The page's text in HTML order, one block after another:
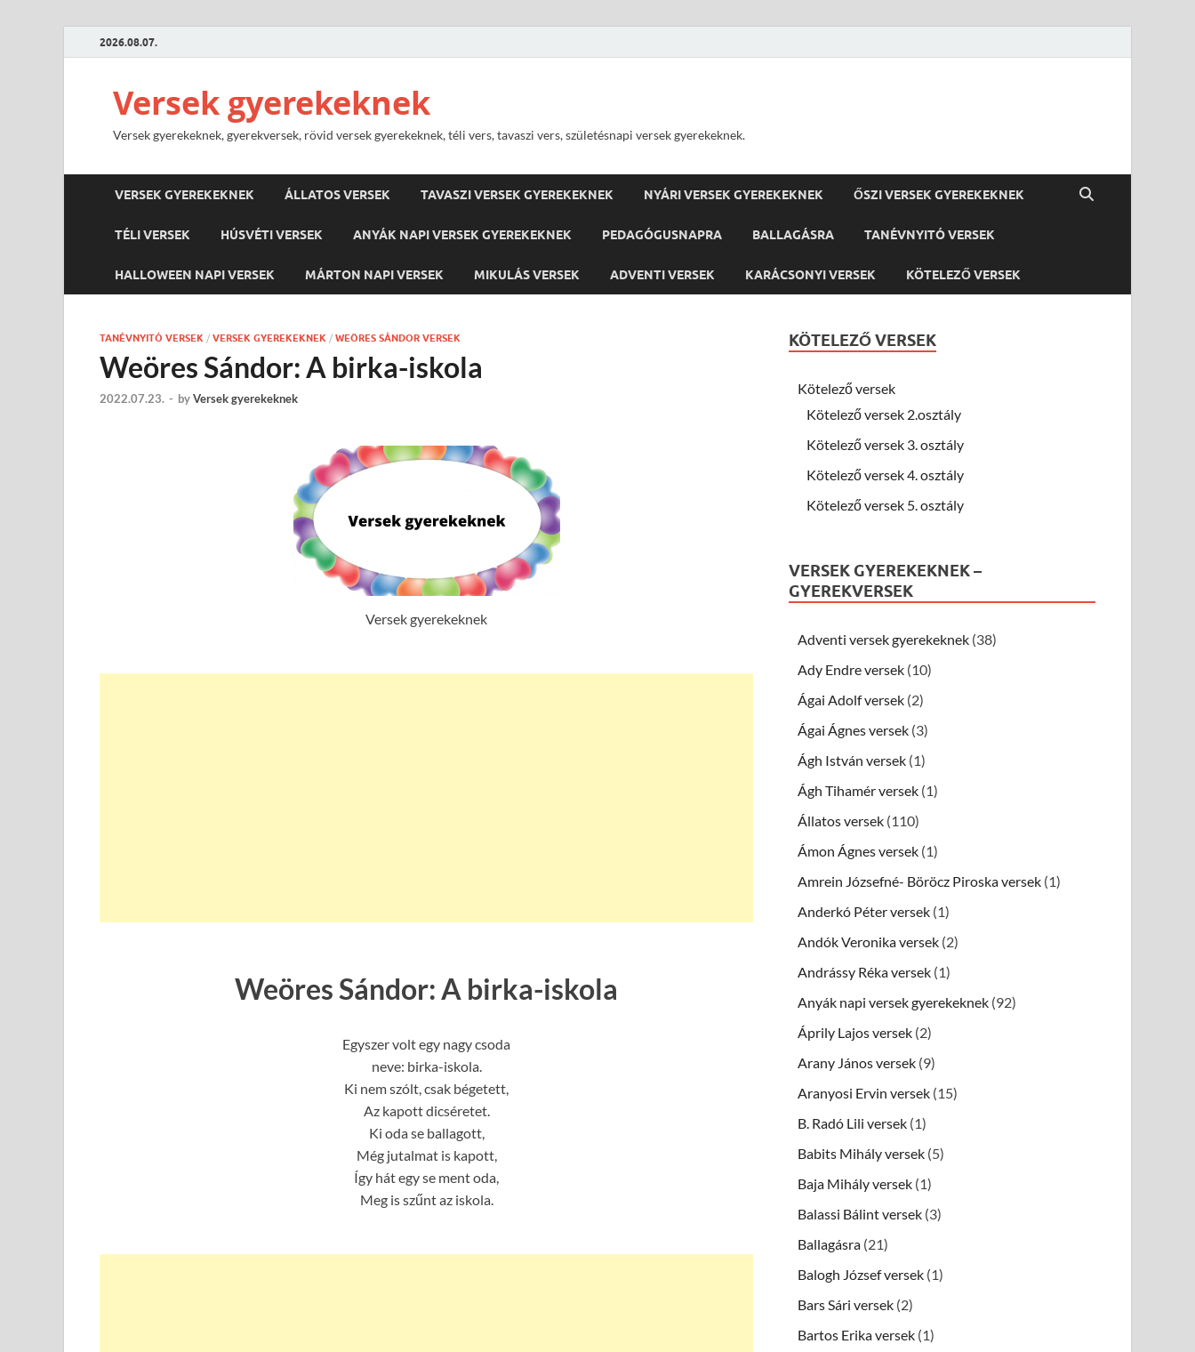
2026.08.07.
Versek gyerekeknek
Versek gyerekeknek, gyerekversek, rövid versek gyerekeknek, téli vers, tavaszi vers, születésnapi versek gyerekeknek.
VERSEK GYEREKEKNEK ÁLLATOS VERSEK TAVASZI VERSEK GYEREKEKNEK NYÁRI VERSEK GYEREKEKNEK ŐSZI VERSEK GYEREKEKNEK
TÉLI VERSEK HÚSVÉTI VERSEK ANYÁK NAPI VERSEK GYEREKEKNEK PEDAGÓGUSNAPRA BALLAGÁSRA TANÉVNYITÓ VERSEK
HALLOWEEN NAPI VERSEK MÁRTON NAPI VERSEK MIKULÁS VERSEK ADVENTI VERSEK KARÁCSONYI VERSEK KÖTELEZŐ VERSEK
TANÉVNYITÓ VERSEK / VERSEK GYEREKEKNEK / WEÖRES SÁNDOR VERSEK
Weöres Sándor: A birka-iskola
2022.07.23. - byVersek gyerekeknek
Versek gyerekeknek
Weöres Sándor: A birka-iskola
Egyszer volt egy nagy csoda
neve: birka-iskola.
Ki nem szólt, csak bégetett,
Az kapott dicséretet.
Ki oda se ballagott,
Még jutalmat is kapott,
Így hát egy se ment oda,
Meg is szűnt az iskola.
KÖTELEZŐ VERSEK
Kötelező versek
Kötelező versek 2.osztály
Kötelező versek 3. osztály
Kötelező versek 4. osztály
Kötelező versek 5. osztály
VERSEK GYEREKEKNEK –
GYEREKVERSEK
Adventi versek gyerekeknek (38)
Ady Endre versek (10)
Ágai Adolf versek (2)
Ágai Ágnes versek (3)
Ágh István versek (1)
Ágh Tihamér versek (1)
Állatos versek (110)
Ámon Ágnes versek (1)
Amrein Józsefné- Böröcz Piroska versek (1)
Anderkó Péter versek (1)
Andók Veronika versek (2)
Andrássy Réka versek (1)
Anyák napi versek gyerekeknek (92)
Áprily Lajos versek (2)
Arany János versek (9)
Aranyosi Ervin versek (15)
B. Radó Lili versek (1)
Babits Mihály versek (5)
Baja Mihály versek (1)
Balassi Bálint versek (3)
Ballagásra (21)
Balogh József versek (1)
Bars Sári versek (2)
Bartos Erika versek (1)